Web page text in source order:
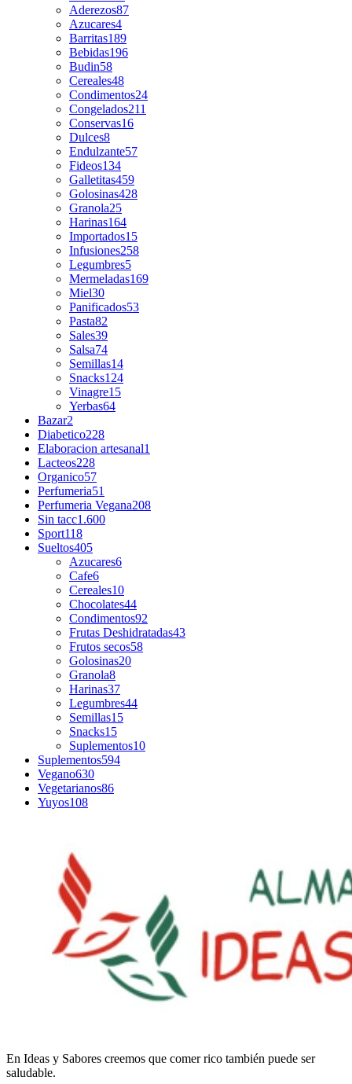
Aderezos87
Azucares4
Barritas189
Bebidas196
Budin58
Cereales48
Condimentos24
Congelados211
Conservas16
Dulces8
Endulzante57
Fideos134
Galletitas459
Golosinas428
Granola25
Harinas164
Importados15
Infusiones258
Legumbres5
Mermeladas169
Miel30
Panificados53
Pasta82
Sales39
Salsa74
Semillas14
Snacks124
Vinagre15
Yerbas64
Bazar2
Diabetico228
Elaboracion artesanal1
Lacteos228
Organico57
Perfumeria51
Perfumeria Vegana208
Sin tacc1.600
Sport118
Sueltos405
Azucares6
Cafe6
Cereales10
Chocolates44
Condimentos92
Frutas Deshidratadas43
Frutos secos58
Golosinas20
Granola8
Harinas37
Legumbres44
Semillas15
Snacks15
Suplementos10
Suplementos594
Vegano630
Vegetarianos86
Yuyos108
En Ideas y Sabores creemos que comerrico también puede ser
saludable.